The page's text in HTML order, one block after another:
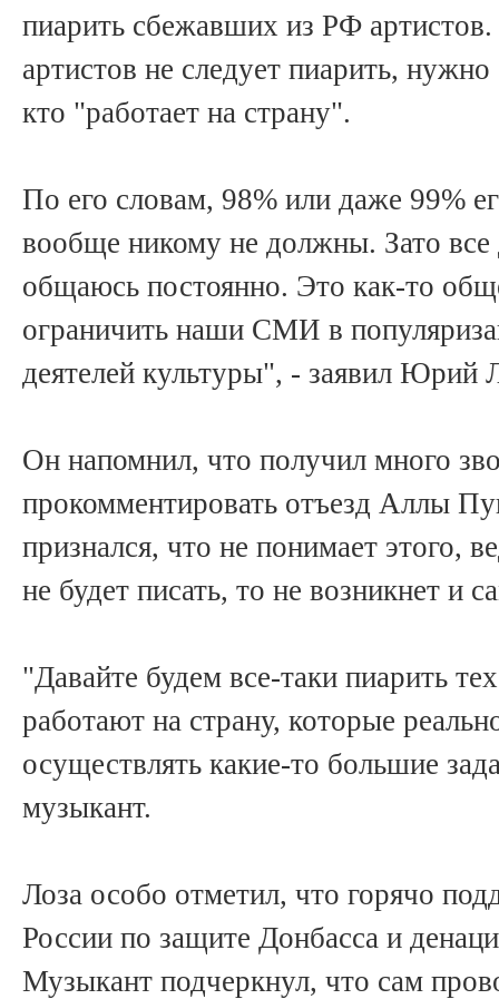
пиарить сбежавших из РФ
артистов не следует пиарить,
кто "работает на страну".
По его словам, 98% или даже 99%
вообще никому не должны. Зато
общаюсь постоянно. Это как-то
ограничить наши СМИ в
деятелей культуры", - заявил Юрий
Он напомнил, что получил много
прокомментировать отъезд Аллы
признался, что не понимает этого,
не будет писать, то не возникнет и
"Давайте будем все-таки пиарить
работают на страну, которые
осуществлять какие-то большие
музыкант.
Лоза особо отметил, что горячо
России по защите Донбасса и
Музыкант подчеркнул, что сам